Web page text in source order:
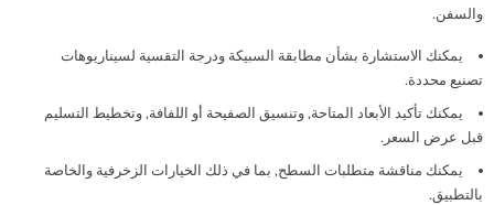
والسفن.
يمكنك الاستشارة بشأن مطابقة السبيكة ودرجة التقسية لسيناريوهات
تصنيع محددة.
يمكنك تأكيد الأبعاد المتاحة, وتنسيق الصفيحة أو اللفافة, وتخطيط التسليم
قبل عرض السعر.
يمكنك مناقشة متطلبات السطح, بما في ذلك الخيارات الزخرفية والخاصة
بالتطبيق.